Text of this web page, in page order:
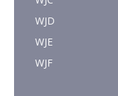
WJD
WJE
WJF